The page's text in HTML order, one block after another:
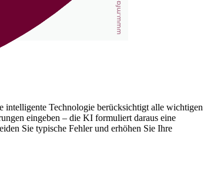
intelligente Technologie berücksichtigt alle wichtigen
eingeben – die KI formuliert daraus eine
Sie typische Fehler und erhöhen Sie Ihre